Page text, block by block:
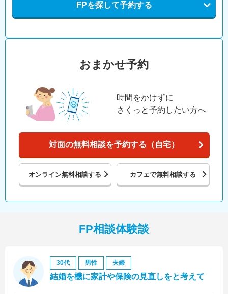
FPを探して予約する
おまかせ予約
時間をかけずに
さくっと予約したい方へ
対面の無料相談を予約する（自宅）
オンライン無料相談する カフェで無料相談する
FP相談体験談
30代 男性 夫婦
結婚を機に家計や保険の見直しをと考えて